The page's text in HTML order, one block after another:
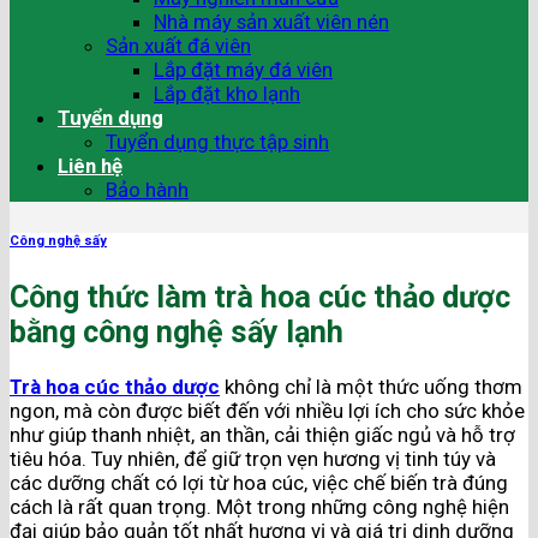
Nhà máy sản xuất viên nén
Sản xuất đá viên
Lắp đặt máy đá viên
Lắp đặt kho lạnh
Tuyển dụng
Tuyển dụng thực tập sinh
Liên hệ
Bảo hành
Công nghệ sấy
Công thức làm trà hoa cúc thảo dược
bằng công nghệ sấy lạnh
Trà hoa cúc thảo dược không chỉ là một thức uống thơm
ngon, mà còn được biết đến với nhiều lợi ích cho sức khỏe
như giúp thanh nhiệt, an thần, cải thiện giấc ngủ và hỗ trợ
tiêu hóa. Tuy nhiên, để giữ trọn vẹn hương vị tinh túy và
các dưỡng chất có lợi từ hoa cúc, việc chế biến trà đúng
cách là rất quan trọng. Một trong những công nghệ hiện
đại giúp bảo quản tốt nhất hương vị và giá trị dinh dưỡng